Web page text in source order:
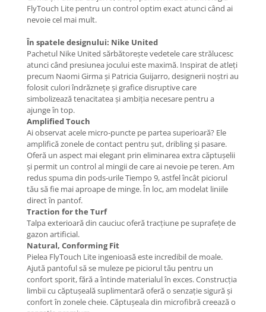
FlyTouch Lite pentru un control optim exact atunci când ai
nevoie cel mai mult.
În spatele designului: Nike United
Pachetul Nike United sărbătorește vedetele care strălucesc
atunci când presiunea jocului este maximă. Inspirat de atleți
precum Naomi Girma și Patricia Guijarro, designerii noștri au
folosit culori îndrăznețe și grafice disruptive care
simbolizează tenacitatea și ambiția necesare pentru a
ajunge în top.
Amplified Touch
Ai observat acele micro-puncte pe partea superioară? Ele
amplifică zonele de contact pentru șut, dribling și pasare.
Oferă un aspect mai elegant prin eliminarea extra căptușelii
și permit un control al mingii de care ai nevoie pe teren. Am
redus spuma din pods-urile Tiempo 9, astfel încât piciorul
tău să fie mai aproape de minge. În loc, am modelat liniile
direct în pantof.
Traction for the Turf
Talpa exterioară din cauciuc oferă tracțiune pe suprafețe de
gazon artificial.
Natural, Conforming Fit
Pielea FlyTouch Lite ingenioasă este incredibil de moale.
Ajută pantoful să se muleze pe piciorul tău pentru un
confort sporit, fără a întinde materialul în exces. Construcția
limbii cu căptușeală suplimentară oferă o senzație sigură și
confort în zonele cheie. Căptușeala din microfibră creează o